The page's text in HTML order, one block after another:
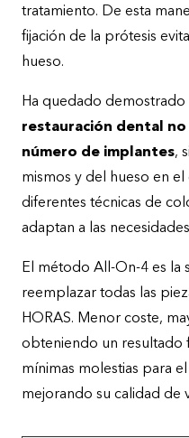
tratamiento. De esta
fijación de la prótesis
hueso.
Ha quedado demostrado
restauración dental
número de implantes,
mismos y del hueso en el
diferentes técnicas de
adaptan a las
El método All-On-4 es la
reemplazar todas las
HORAS. Menor coste,
obteniendo un resultado
mínimas molestias para
mejorando su calidad de